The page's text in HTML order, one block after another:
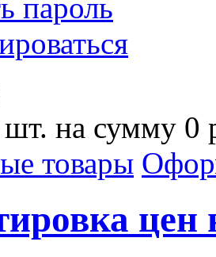
пароль
шт. на сумму 0
товары
цен